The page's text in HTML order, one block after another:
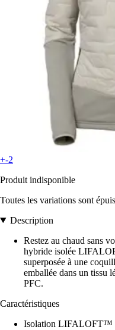
+-2
Produit indisponible
Toutes les variations sont
Description
Restez au chaud sans
hybride isolée
superposée à une
emballée dans un tissu
PFC.
Caractéristiques
Isolation LIFALOFT™